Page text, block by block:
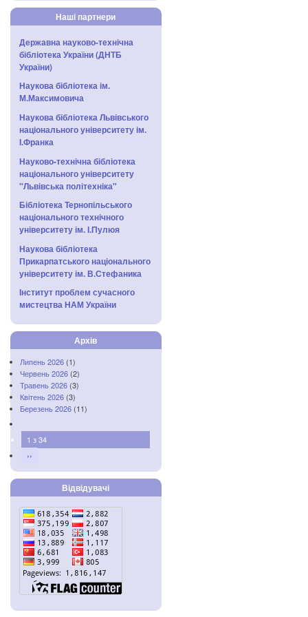
Наші партнери
Державна науково-технічна
бібліотека України (ДНТБ
України)
Наукова бібліотека ім.
М.Максимовича
Наукова бібліотека Львівського
національного університету ім.
І.Франка
Науково-технічна бібліотека
національного університету
"Львівська політехніка"
Бібліотека Тернопільського
національного технічного
університету ім. І.Пулюя
Наукова бібліотека
Прикарпатського національного
університету ім. В.Стефаника
Інститут проблем сучасного
мистецтва НАМ України
Архів
Липень 2026 (1)
Червень 2026 (2)
Травень 2026 (3)
Квітень 2026 (3)
Березень 2026 (11)
1 з 34
››
Відвідувачі